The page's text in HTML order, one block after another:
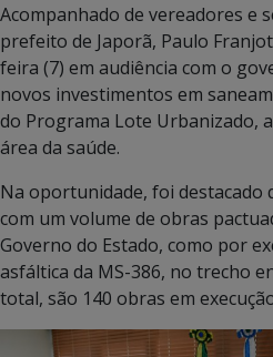
Acompanhado de vereadores e
prefeito de Japorã, Paulo
feira (7) em audiência com o
novos investimentos em
do Programa Lote Urbanizado,
área da saúde.
Na oportunidade, foi destacado
com um volume de obras
Governo do Estado, como por
asfáltica da MS-386, no trecho
total, são 140 obras em